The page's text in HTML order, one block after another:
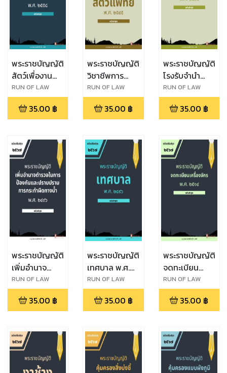
พระราชบัญญัติ
สัตว์เพื่องาน
ทาง
วิทยาศาสตร์
พ.ศ. ๒๕๕๘
RUN OF LAW
35.00 ฿
พระราชบัญญัติ
วิชาชีพการ
สัตวแพทย์ พ.ศ.
๒๕๔๕
RUN OF LAW
35.00 ฿
พระราชบัญญัติ
โรงรับจำนำ
พ.ศ. ๒๕๐๕
RUN OF LAW
35.00 ฿
พระราชบัญญัติ
เพิ่มอำนาจ
ตำรวจในการ
ป้องกันและ
ปราบปราม
ทางน้ำ พ.ศ.
๒๔๙๖
RUN OF LAW
35.00 ฿
พระราชบัญญัติ
เทศบาล พ.ศ.
๒๔๙๖
RUN OF LAW
35.00 ฿
พระราชบัญญัติ
จดทะเบียน
เครื่องจักร พ.ศ.
๒๕๑๔
RUN OF LAW
35.00 ฿